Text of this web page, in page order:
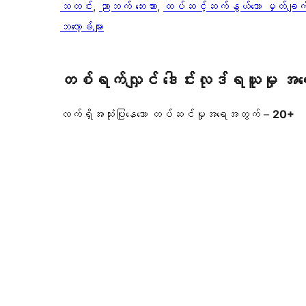
သတင်း, ညာဘက် ဘေးဘား, ထပ်ဆင့်ဆက်နွယ်သော မှတ်ချက်မ
ဘလော့ခ်များ
တစ်ရက်လျှင် ဒေါင်းလုဒ်ရယူမှု
လက်ရှိအသုံးပြုနေသော တပ်ဆင်မှုအရေအတွက် – 20+